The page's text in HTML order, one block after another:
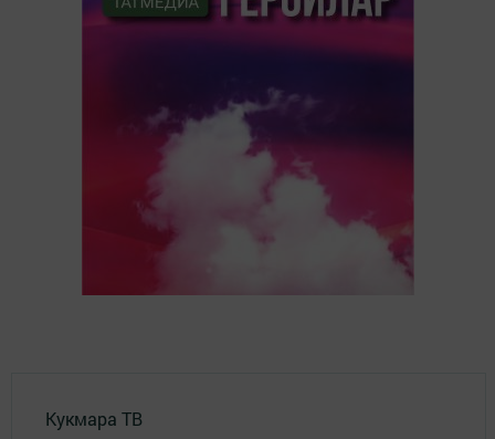
Кукмара ТВ